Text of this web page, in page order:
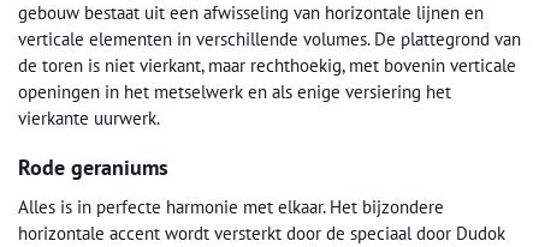
gebouw bestaat uit een afwisseling van horizontale lijnen en
verticale elementen in verschillende volumes. De plattegrond van
de toren is niet vierkant, maar rechthoekig, met bovenin verticale
openingen in het metselwerk en als enige versiering het
vierkante uurwerk.
Rode geraniums
Alles is in perfecte harmonie met elkaar. Het bijzondere
horizontale accent wordt versterkt door de speciaal door Dudok